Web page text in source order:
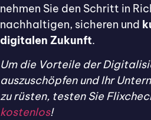
nehmen Sie den Schritt in
nachhaltigen, sicheren und
digitalen Zukunft.
Um die Vorteile der
auszuschöpfen und Ihr
zu rüsten, testen Sie
kostenlos!